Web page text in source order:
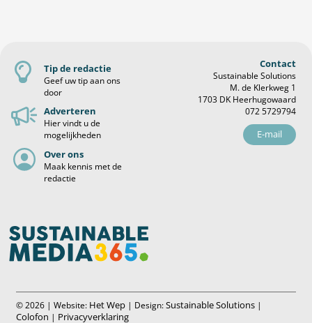
Tip de redactie
Geef uw tip aan ons
door
Adverteren
Hier vindt u de
mogelijkheden
Over ons
Maak kennis met de
redactie
Contact
Sustainable Solutions
M. de Klerkweg 1
1703 DK Heerhugowaard
072 5729794
E-mail
© 2026 | Website: Het Wep | Design:Sustainable Solutions |
Colofon | Privacyverklaring